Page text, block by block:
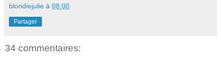
blondiejulie à 08:00
Partager
34 commentaires: